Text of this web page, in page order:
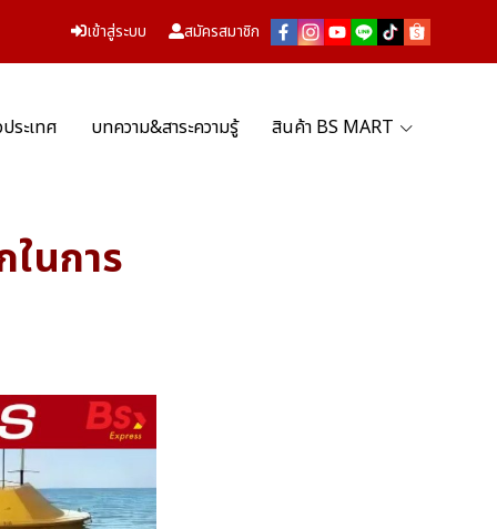
เข้าสู่ระบบ สมัครสมาชิก
ระเทศ บทความ&สาระความรู้ สินค้า BS MART
นการ